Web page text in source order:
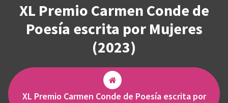
XL Premio Carmen Conde de
Poesía escrita por Mujeres
(2023)
XL Premio Carmen Conde de Poesía escrita por